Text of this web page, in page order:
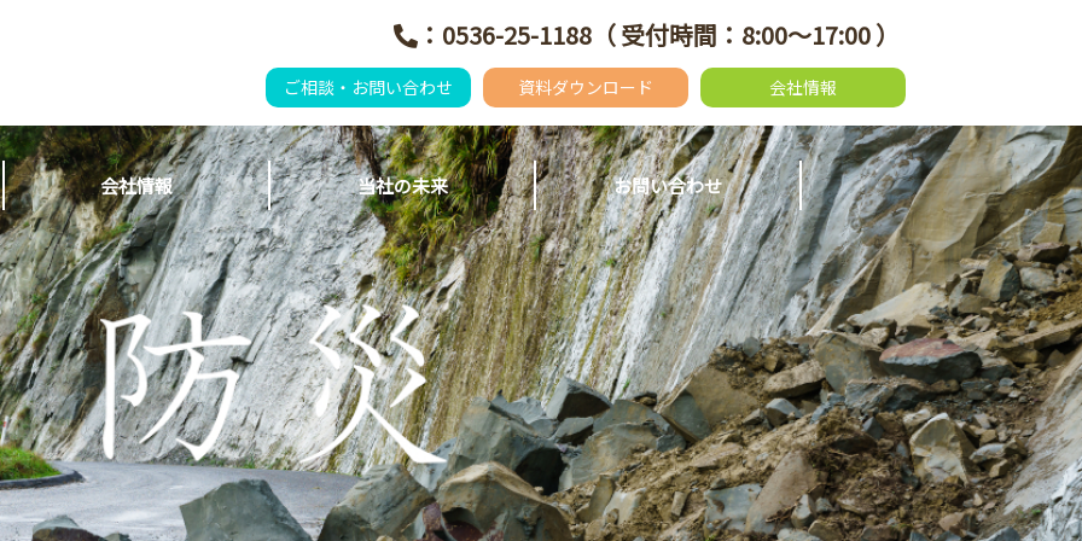
：0536-25-1188 （ 受付時間：8:00～17:00 ）
ご相談・お問い合わせ 資料ダウンロード 会社情報
会社情報 当社の未来 お問い合わせ